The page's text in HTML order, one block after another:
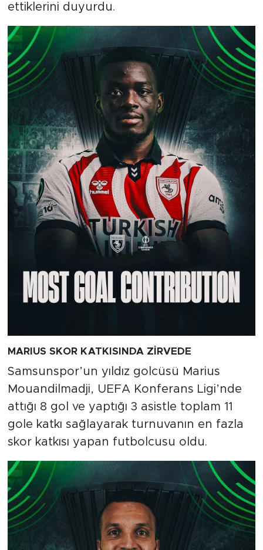
ettiklerini duyurdu.
MARIUS SKOR KATKISINDA ZİRVEDE
Samsunspor’un yıldız golcüsü Marius
Mouandilmadji, UEFA Konferans Ligi’nde
attığı 8 gol ve yaptığı 3 asistle toplam 11
gole katkı sağlayarak turnuvanın en fazla
skor katkısı yapan futbolcusu oldu.